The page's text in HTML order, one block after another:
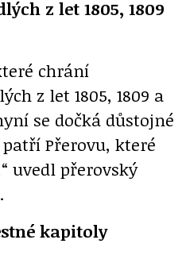
z let 1805, 1809
chrání
z let 1805, 1809 a
se dočká důstojné
Přerovu, které
uvedl přerovský
kapitoly